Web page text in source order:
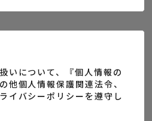
いについて、『個人情報の
他個人情報保護関連法令、
イバシーポリシーを遵守し